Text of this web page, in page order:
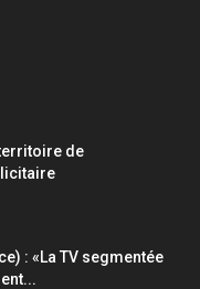
de
: «La TV segmentée